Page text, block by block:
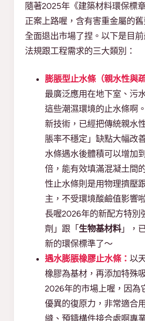
隨著2025年《建築材料環保標
正案上路喔，含有害重金屬的
全面退出市場了捏。以下是目
法規跟工程需求的三大類別：
膨脹型止水條（親水性與
最廣泛應用在地下室、污
這些潮濕環境的止水條啊
新技術，已經把傳統親水
脹率不穩定」缺點大幅改
水條遇水後體積可以增加
倍，能有效填滿混凝土間
性止水條則是用物理擠壓
主，不受環境酸鹼值影響
長喔2026年的新配方特別
劑」跟「 生物基材料」，
新的環保標準了～
遇水膨脹橡膠止水條： 以
橡膠為基材，再添加特殊
2026年的市場上喔，因為
優異的復原力，非常適合
縫、預鑄構件接合處啊專